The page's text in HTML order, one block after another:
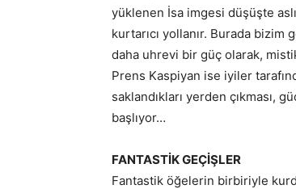
yüklenen İsa imgesi düşüşte
kurtarıcı yollanır. Burada
daha uhrevi bir güç olarak,
Prens Kaspiyan ise iyiler
saklandıkları yerden çıkması,
başlıyor…
FANTASTİK GEÇİŞLER
Fantastik öğelerin birbiriyle